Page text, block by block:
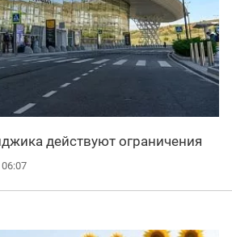
действуют ограничения